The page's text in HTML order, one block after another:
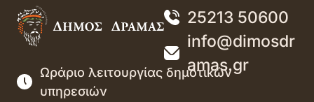
25213 50600
info@dimosdr
amas.gr
Ωράριο λειτουργίας δημοτικών
υπηρεσιών